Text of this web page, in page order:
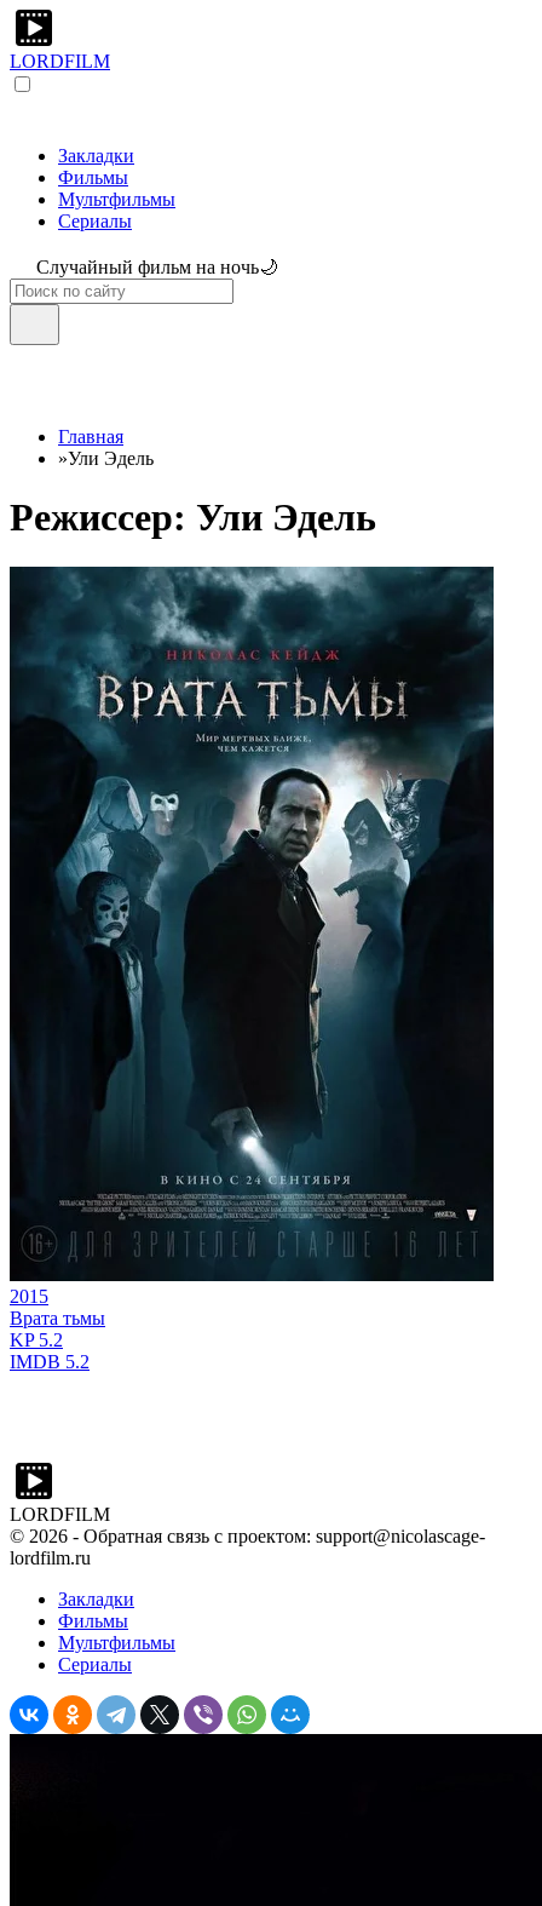
LORDFILM
Закладки
Фильмы
Мультфильмы
Сериалы
Случайный фильм на ночь🌙
Главная
»Ули Эдель
Режиссер: Ули Эдель
2015
Врата тьмы
KP5.2
IMDB 5.2
LORDFILM
© 2026 - Обратная связь с проектом: support@nicolascage-
lordfilm.ru
Закладки
Фильмы
Мультфильмы
Сериалы